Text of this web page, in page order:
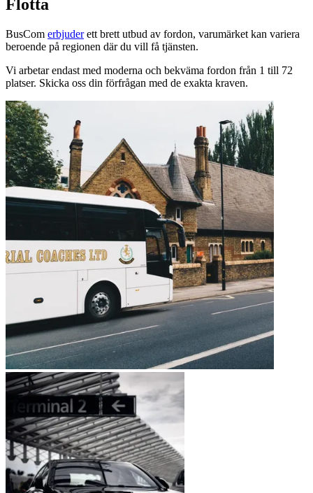
Flotta
BusCom erbjuderett brett utbud av fordon, varumärket kan variera
beroende på regionen där du vill få tjänsten.
Vi arbetar endast med moderna och bekväma fordon från 1 till 72
platser. Skicka oss din förfrågan med de exakta kraven.